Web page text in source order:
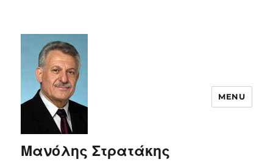
Μανόλης Στρατάκης
MENU